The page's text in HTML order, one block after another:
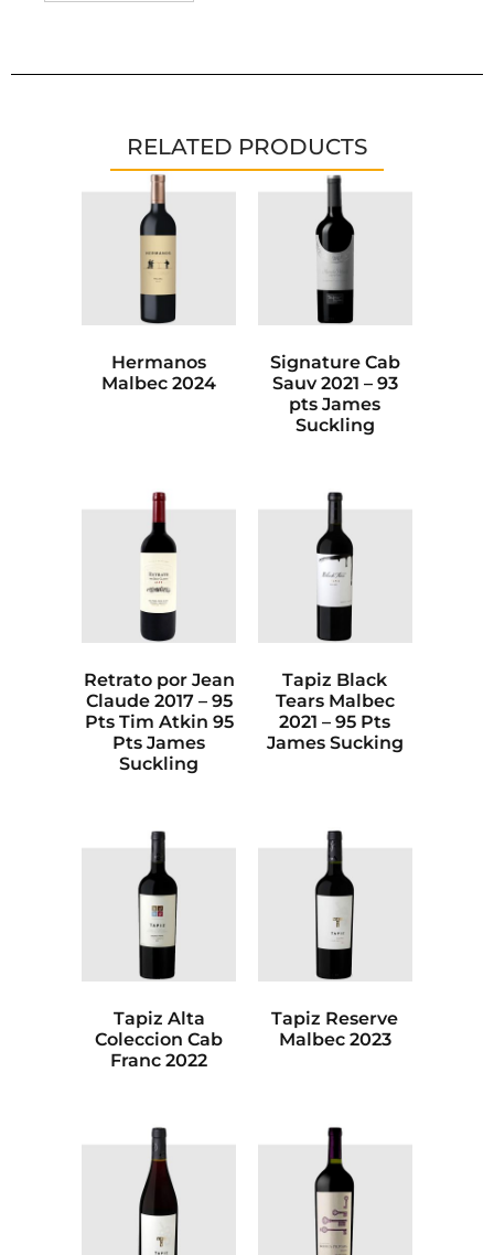
RELATED PRODUCTS
Hermanos
Malbec 2024
Signature Cab
Sauv 2021 – 93
pts James
Suckling
Retrato por Jean
Claude 2017 – 95
Pts Tim Atkin 95
Pts James
Suckling
Tapiz Black
Tears Malbec
2021 – 95 Pts
James Sucking
Tapiz Alta
Coleccion Cab
Franc 2022
Tapiz Reserve
Malbec 2023